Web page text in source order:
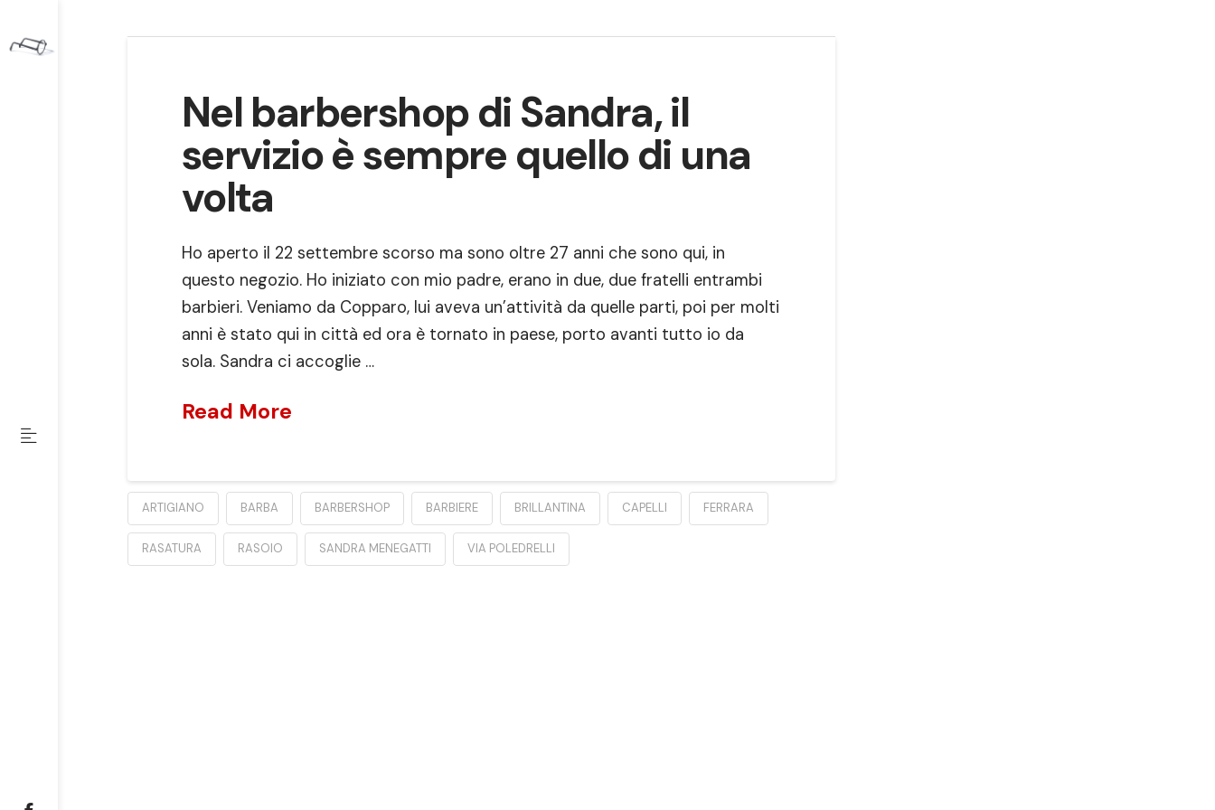
Nel barbershop di Sandra, il
servizio è sempre quello di una
volta
Ho aperto il 22 settembre scorso ma sono oltre 27 anni che sono qui, in
questo negozio. Ho iniziato con mio padre, erano in due, due fratelli entrambi
barbieri. Veniamo da Copparo, lui aveva un’attività da quelle parti, poi per molti
anni è stato qui in città ed ora è tornato in paese, porto avanti tutto io da
sola. Sandra ci accoglie …
Read More
ARTIGIANO BARBA BARBERSHOP BARBIERE BRILLANTINA CAPELLI FERRARA
RASATURA RASOIO SANDRA MENEGATTI VIA POLEDRELLI